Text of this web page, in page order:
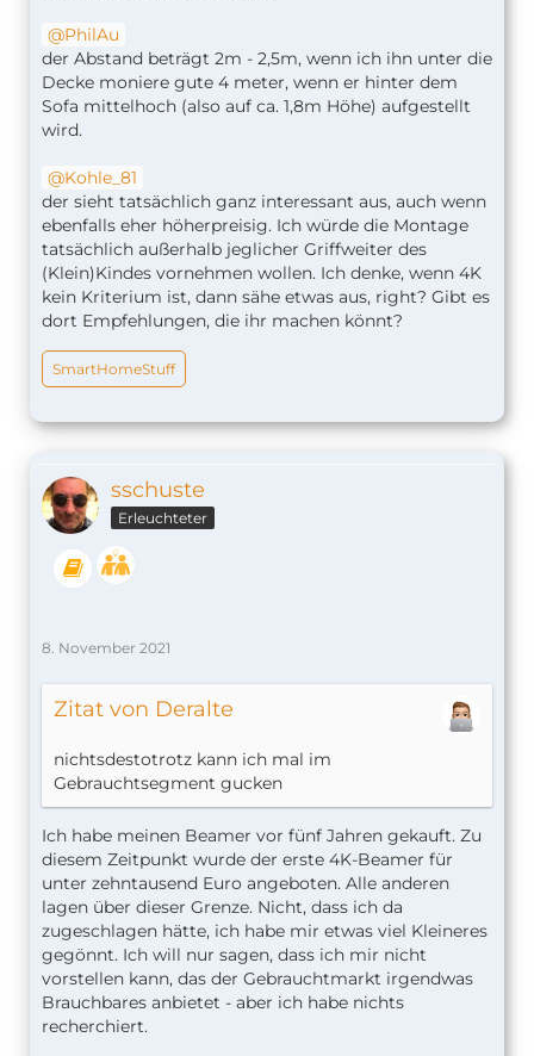
PhilAu
der Abstand beträgt 2m - 2,5m, wenn ich ihn unter die
Decke moniere gute 4 meter, wenn er hinter dem
Sofa mittelhoch (also auf ca. 1,8m Höhe) aufgestellt
wird.
Kohle_81
der sieht tatsächlich ganz interessant aus, auch wenn
ebenfalls eher höherpreisig. Ich würde die Montage
tatsächlich außerhalb jeglicher Griffweiter des
(Klein)Kindes vornehmen wollen. Ich denke, wenn 4K
kein Kriterium ist, dann sähe etwas aus, right? Gibt es
dort Empfehlungen, die ihr machen könnt?
SmartHomeStuff
sschuste
Erleuchteter
8. November 2021
Zitat von Deralte
nichtsdestotrotz kann ich mal im
Gebrauchtsegment gucken
Ich habe meinen Beamer vor fünf Jahren gekauft. Zu
diesem Zeitpunkt wurde der erste 4K-Beamer für
unter zehntausend Euro angeboten. Alle anderen
lagen über dieser Grenze. Nicht, dass ich da
zugeschlagen hätte, ich habe mir etwas viel Kleineres
gegönnt. Ich will nur sagen, dass ich mir nicht
vorstellen kann, das der Gebrauchtmarkt irgendwas
Brauchbares anbietet - aber ich habe nichts
recherchiert.